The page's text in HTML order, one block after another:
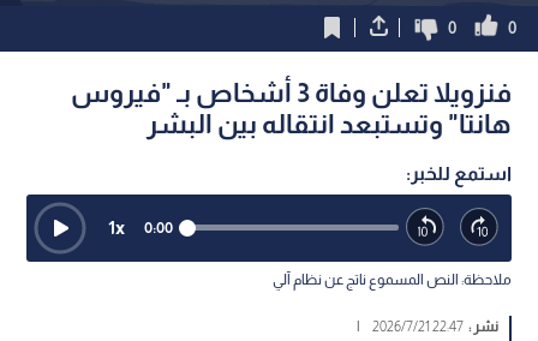
0
0
فنزويلا تعلن وفاة 3 أشخاص بـ "فيروس
هانتا" وتستبعد انتقاله بين البشر
استمع للخبر:
0:00
1x
ملاحظة: النص المسموع ناتج عن نظام آلي
نشر :22:47 2026/7/21
|